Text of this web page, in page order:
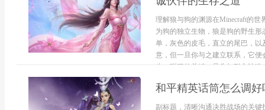
理解狼与狗的渊源在Minecraft的
为狗的独立生物，狼是狗的野生
单，灰色的皮毛，直立的尾巴，
意，但一旦你与之建立联系，它
步。驯服的关键，骨头与耐心让
和平精英话筒怎么调
副标题，清晰沟通决胜战场的关